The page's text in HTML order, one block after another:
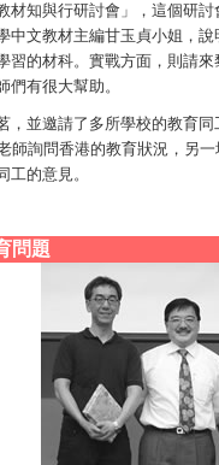
材知與行研討會」，這個研
中文教材主編甘玉貞小姐，
習的材科。實戰方面，則請
有很大幫助。
，並邀請了多所學校的教育
師詢問香港的教育狀況，另
的意見。
問題